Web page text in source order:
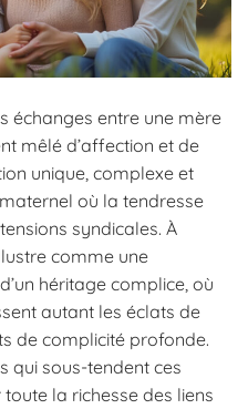
échanges entre une mère
mêlé d’affection et de
unique, complexe et
où la tendresse
syndicales. À
comme une
héritage complice, où
autant les éclats de
de complicité profonde.
qui sous-tendent ces
la richesse des liens